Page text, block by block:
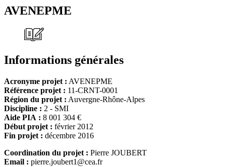
AVENEPME
Informations générales
Acronyme projet : AVENEPME
Référence projet : 11-CRNT-0001
Région du projet : Auvergne-Rhône-Alpes
Discipline : 2 - SMI
Aide PIA : 8 001 304 €
Début projet : février 2012
Fin projet : décembre 2016
Coordination du projet : Pierre JOUBERT
Email : pierre.joubert1@cea.fr